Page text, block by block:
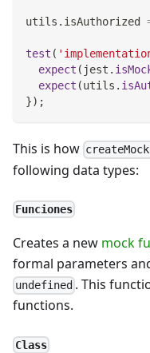
utils . isAuthorized
test (
expect ( jest .
expect (utils .
}) ;
This is how
following data types:
Funciones
Creates a new mock
formal parameters
undefined . This
functions.
Class